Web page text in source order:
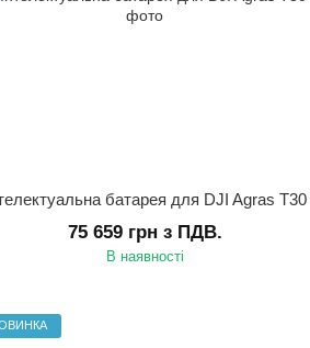
батарея для DJI Agras T30
75 659 грн з ПДВ.
В наявності